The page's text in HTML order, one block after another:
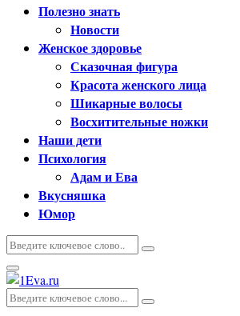
Полезно знать
Новости
Женское здоровье
Сказочная фигура
Красота женского лица
Шикарные волосы
Восхитительные ножки
Наши дети
Психология
Адам и Ева
Вкусняшка
Юмор
Искать:
Поиск
Основное
меню
Искать:
Поиск